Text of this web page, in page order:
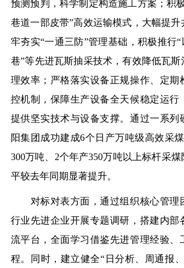
预测预判，科学制定构造施工方案；积
巷道一部皮带”高效运输模式，大幅提升
牢夯实“一通三防”管理基础，积极推行
巷”等先进瓦斯抽采技术，有效降低瓦
理效率；严格落实设备正规操作、定期
控机制，保障生产设备全天候稳定运行
提供坚实技术与设备支撑。通过一系列
阳集团成功建成6个日产万吨级高效采
300万吨、2个年产350万吨以上标杆采
平较去年同期显著提升。
对标对表方面，通过组织核心管理
行业先进企业开展专题调研，搭建内部
流平台，全面学习借鉴先进管理经验、
程。同时，建立健全“日分析、周通报